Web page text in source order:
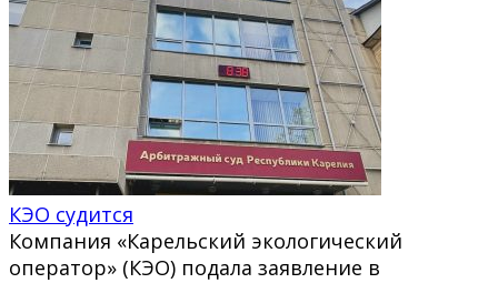
КЭО судится
Компания «Карельский экологический
оператор» (КЭО) подала заявление в